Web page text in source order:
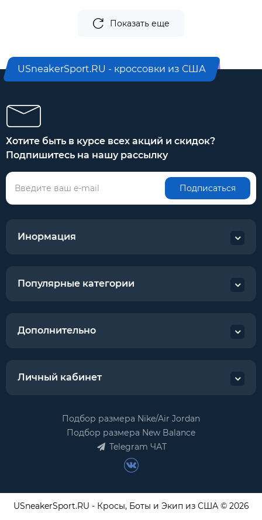
Показать еще
USneakerSport.RU - кроссовки из США
Хотите быть в курсе всех акций и скидок?
Подпишитесь на нашу рассылку
Подписаться
Инормация
Популярные категории
Дополнительно
Личный кабинет
Подбор размера Nike/Air Jordan
Подбор размера New Balance
Telegram ЧАТ
USneakerSport.RU - Кросы, Боты и Экип из США © 2026